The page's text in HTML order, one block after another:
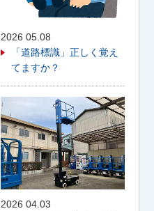
2026 05.08
「道路標識」正しく覚え
てますか？
2026 04.03